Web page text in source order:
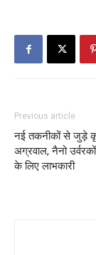
Previous article
नई तकनीकों से जुड़े
अग्रवाल, नैनो
के लिए लाभकारी